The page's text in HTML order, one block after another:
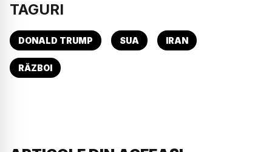
TAGURI
DONALD TRUMP SUA IRAN
RĂZBOI